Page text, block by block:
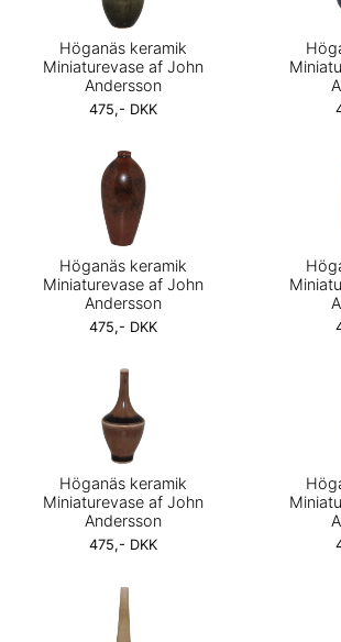
Höganäs keramik
Miniaturevase af John
Andersson
475,- DKK
Höganäs keramik
Miniaturevase af John
Andersson
475,- DKK
Höganäs keramik
Miniaturevase af John
Andersson
475,- DKK